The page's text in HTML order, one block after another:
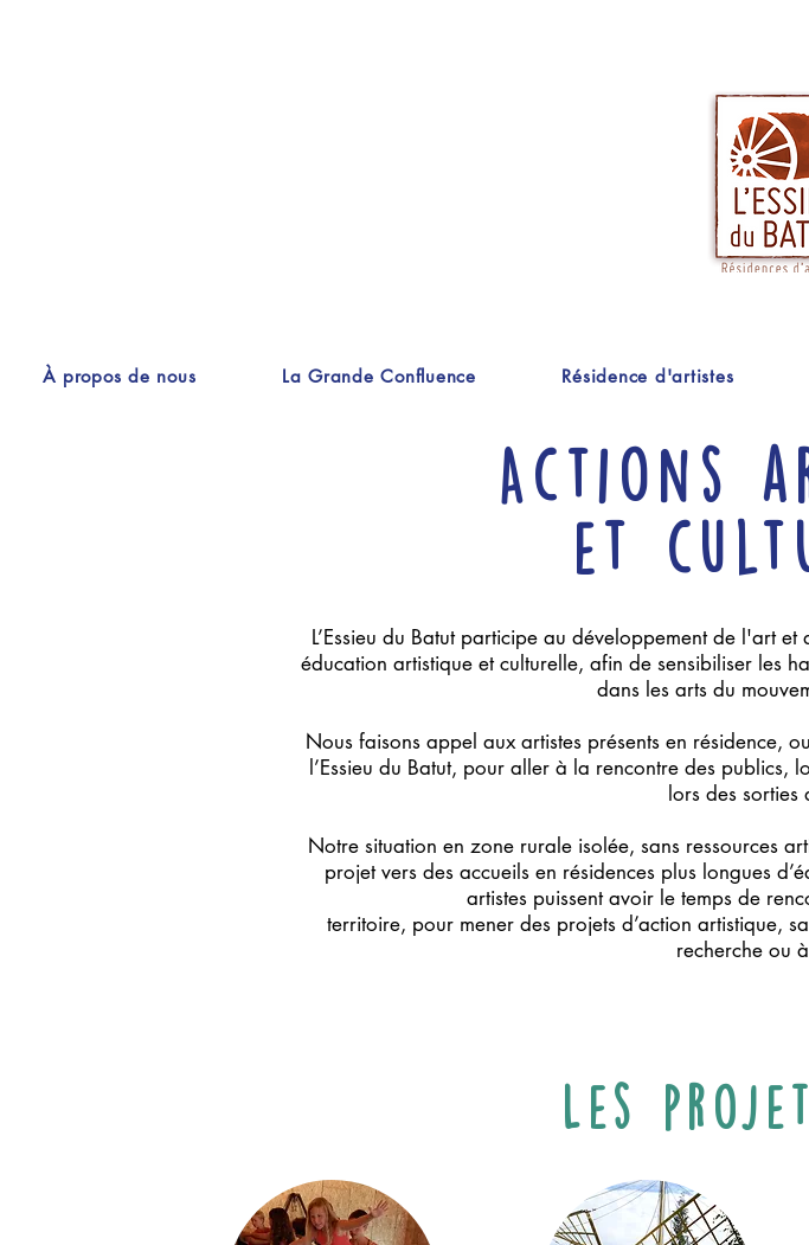
À propos de nous La Grande Confluence Résidence d'artistes
Actions
et
L’Essieu du Batut participe au développement de l'art
éducation artistique et culturelle, afin de sensibiliser les
dans les arts du
Nous faisons appel aux artistes présents en résidence,
l’Essieu du Batut, pour aller à la rencontre des publics,
lors des sorties
Notre situation en zone rurale isolée, sans ressources
projet vers des accueils en résidences plus longues
artistes puissent avoir le temps de
territoire, pour mener des projets d’action artistique,
recherche ou
Les